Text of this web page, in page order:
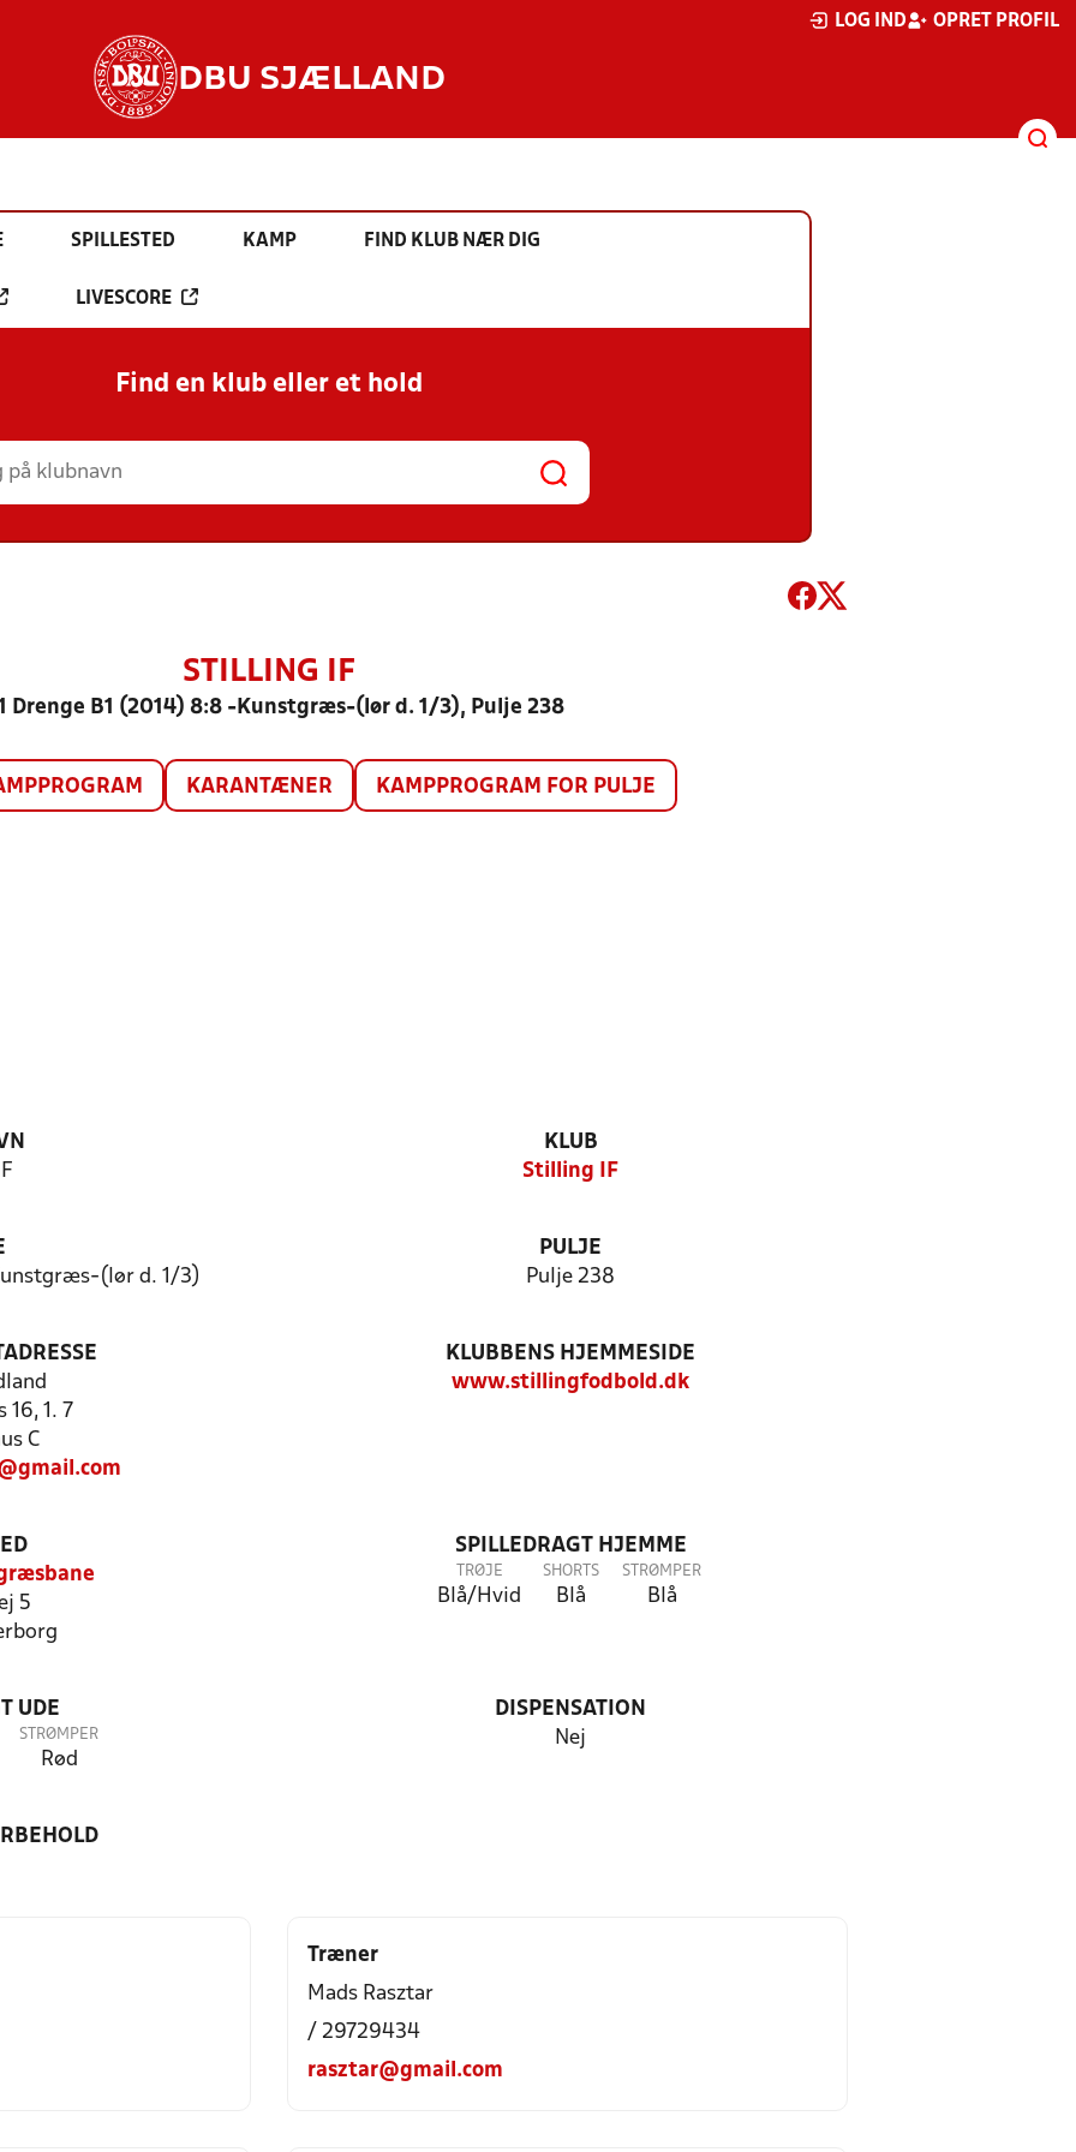
LOG IND OPRET PROFIL
DBU SJÆLLAND
SPILLESTED KAMP FIND KLUB NÆR DIG
LIVESCORE
Find en klub eller et hold
STILLING IF
Drenge B1 (2014) 8:8 -Kunstgræs-(lør d. 1/3), Pulje 238
KARANTÆNER KAMPPROGRAM FOR PULJE
KLUB
Stilling IF
(lør d. 1/3)
PULJE
Pulje 238
16, 1. 7
C
KLUBBENS HJEMMESIDE
www.stillingfodbold.dk
5
SPILLEDRAGT HJEMME
TRØJE
Blå/Hvid
SHORTS
Blå
STRØMPER
Blå
UDE
STRØMPER
Rød
DISPENSATION
Nej
Træner
Mads Rasztar
/ 29729434
rasztar@gmail.com